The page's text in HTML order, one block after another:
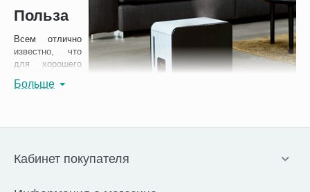
Польза
Всем отлично
известно, что
для хорошего
необходимо
а в особенности о доме, в котором мы проводим большую часть
трудно: летом из-за загазованности улиц проветривание не дает
работающие батареи высушивают воздух, проветривание же из-за
Больше
Кабинет покупателя